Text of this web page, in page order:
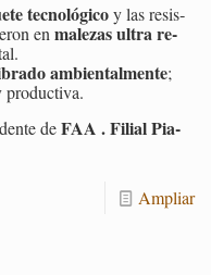
tec­no­ló­gi­coy las re­sis­
enma­le­zasultra re­
am­bien­tal­men­te;
pro­duc­ti­va.
deFAA . Fi­lial Pia­
Am­pliar